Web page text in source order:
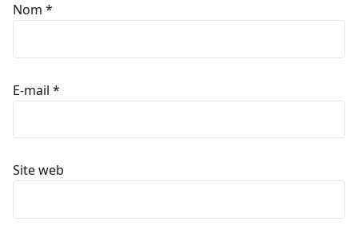
Nom *
E-mail *
Site web